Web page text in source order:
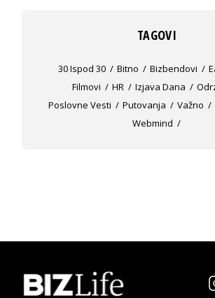
TAGOVI
30 Ispod 30 Bitno Bizbendovi
Filmovi
HR Izjava Dana
Poslovne Vesti
Putovanja Važno
Webmind